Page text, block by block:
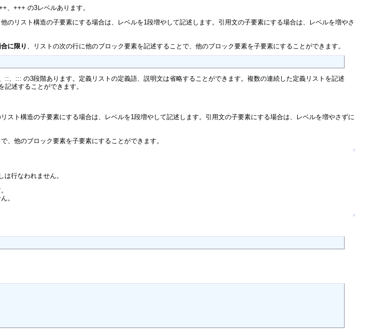
、+++ の3レベルあります。
のリスト構造の子要素にする場合は、レベルを1段増やして記述します。引用文の子要素にする場合は、レベルを増やさ
に限り 、リストの次の行に他のブロック要素を記述することで、他のブロック要素を子要素にすることができます。
、::: の3段階あります。定義リストの定義語、説明文は省略することができます。複数の連続した定義リストを記述
述することができます。
スト構造の子要素にする場合は、レベルを1段増やして記述します。引用文の子要素にする場合は、レベルを増やさずに
、他のブロック要素を子要素にすることができます。
↑
行なわれません。
。
↑